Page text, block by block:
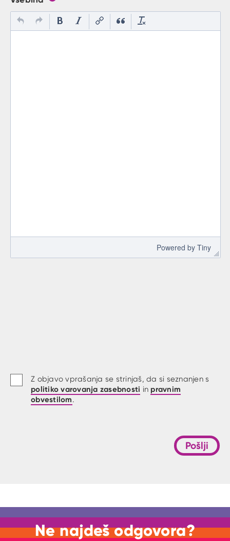
Powered by Tiny
Z objavo vprašanja se strinjaš, da si seznanjen s
politiko varovanja zasebnosti in pravnim
obvestilom.
Pošlji
Ne najdeš odgovora?